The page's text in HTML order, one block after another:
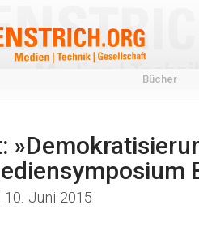
Bücher
Juni 2015